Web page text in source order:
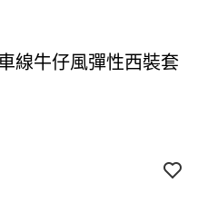
線牛仔風彈性西裝套